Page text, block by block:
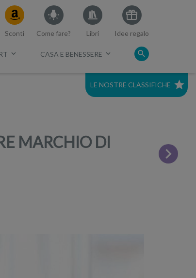
Sconti Come fare? Libri Idee regalo
CASA E BENESSERE
LE NOSTRE CLASSIFICHE
MARCHIO DI